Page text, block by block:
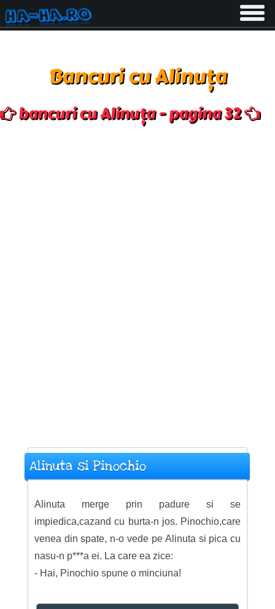
Toggle
Bancuri cu Alinuța
bancuri cu Alinuța - pagina 32
Alinuta si Pinochio
Alinuta merge prin padure si se
impiedica,cazand cu burta-n jos. Pinochio,care
venea din spate, n-o vede pe Alinuta si pica cu
nasu-n p***a ei. La care ea zice:
- Hai, Pinochio spune o minciuna!